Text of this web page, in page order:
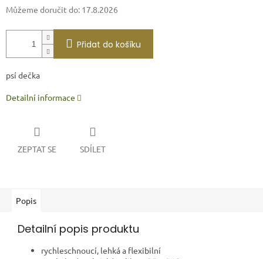
Můžeme doručit do: 17.8.2026
Přidat do košíku
psí dečka
Detailní informace
ZEPTAT SE SDÍLET
Popis
Detailní popis produktu
rychleschnoucí, lehká a flexibilní